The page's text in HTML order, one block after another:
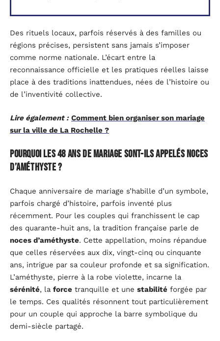
Des rituels locaux, parfois réservés à des familles ou
régions précises, persistent sans jamais s’imposer
comme norme nationale. L’écart entre la
reconnaissance officielle et les pratiques réelles laisse
place à des traditions inattendues, nées de l’histoire ou
de l’inventivité collective.
Lire également : Comment bien organiser son mariage
sur la ville de La Rochelle ?
Pourquoi les 48 ans de mariage sont-ils appelés noces
d’améthyste ?
Chaque anniversaire de mariage s’habille d’un symbole,
parfois chargé d’histoire, parfois inventé plus
récemment. Pour les couples qui franchissent le cap
des quarante-huit ans, la tradition française parle de
noces d’améthyste. Cette appellation, moins répandue
que celles réservées aux dix, vingt-cinq ou cinquante
ans, intrigue par sa couleur profonde et sa signification.
L’améthyste, pierre à la robe violette, incarne la
sérénité, la force tranquille et une stabilité forgée par
le temps. Ces qualités résonnent tout particulièrement
pour un couple qui approche la barre symbolique du
demi-siècle partagé.